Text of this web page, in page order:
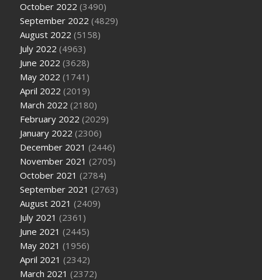
October 2022 (3490)
September 2022 (4829)
August 2022 (5158)
July 2022 (4963)
June 2022 (3628)
May 2022 (1741)
April 2022 (2019)
March 2022 (2180)
February 2022 (2029)
January 2022 (2306)
December 2021 (2446)
November 2021 (2705)
October 2021 (2784)
September 2021 (2763)
August 2021 (2409)
July 2021 (2361)
June 2021 (2445)
May 2021 (1956)
April 2021 (2342)
March 2021 (2372)